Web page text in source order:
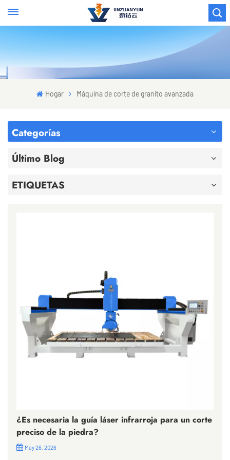
Hogar Máquina de corte de granito avanzada
Categorías
Último Blog
ETIQUETAS
¿Es necesaria la guía láser infrarroja para un corte
preciso de la piedra?
May 26, 2026